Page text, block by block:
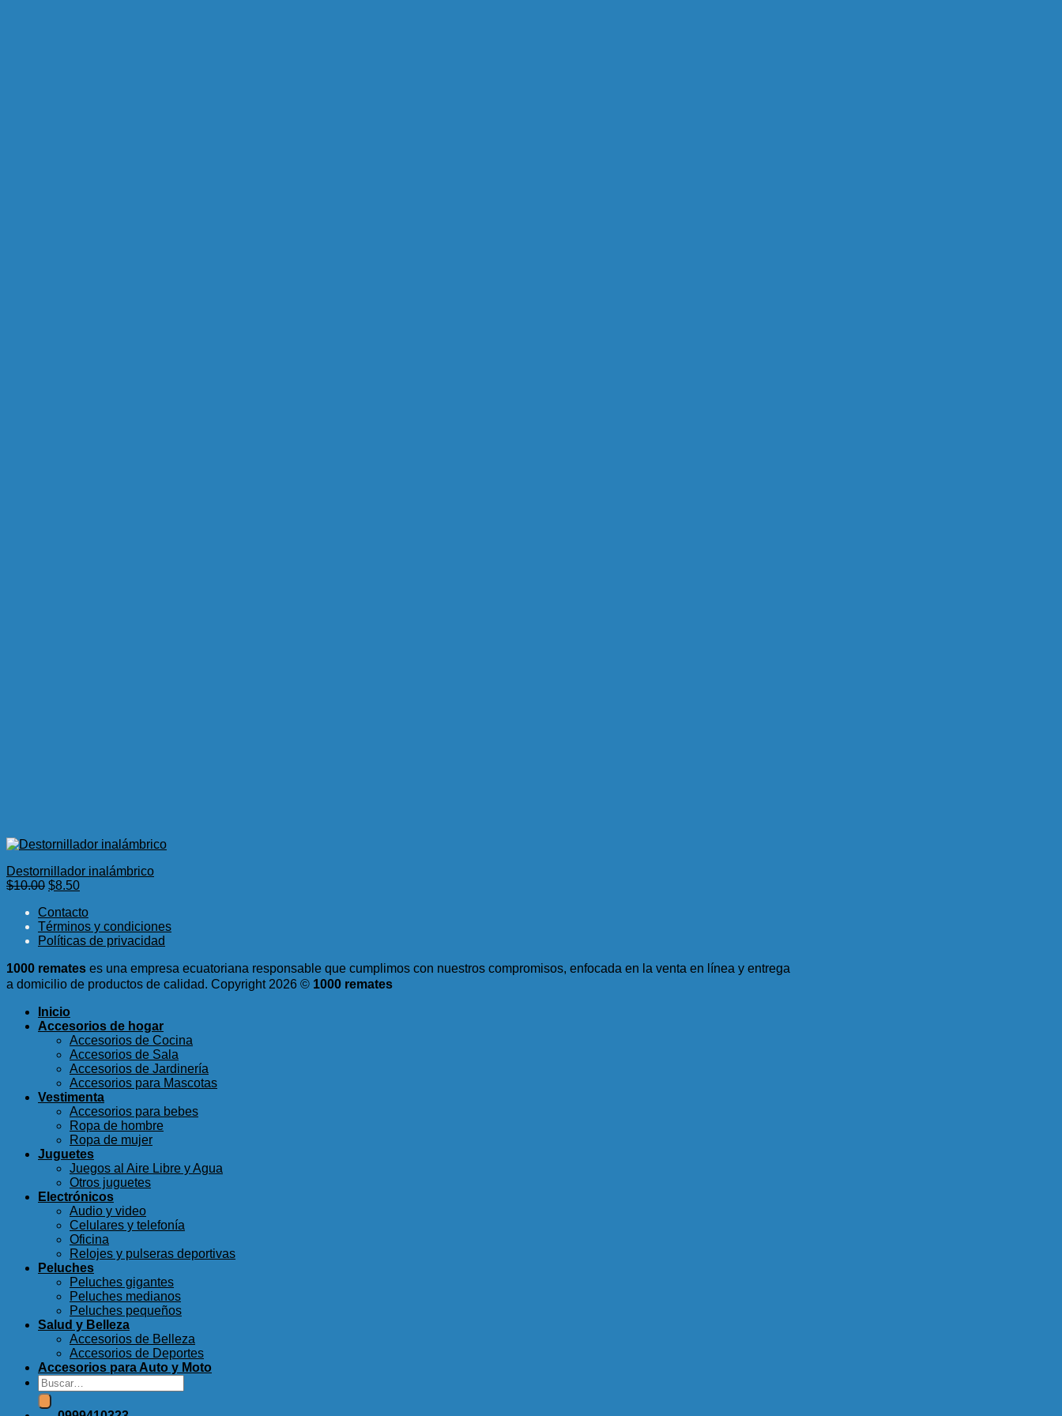
Destornillador inalámbrico
$10.00 El
original
era:
$10.00.
$8.50El
actual
es:
$8.50.
Contacto
Términos y condiciones
Políticas de privacidad
1000 remates es una empresa ecuatoriana responsable que cumplimos con nuestros compromisos, enfocada en la venta en línea y entrega
a domicilio de productos de calidad. Copyright 2026 © 1000 remates
Inicio
Accesorios de hogar
Accesorios de Cocina
Accesorios de Sala
Accesorios de Jardinería
Accesorios para Mascotas
Vestimenta
Accesorios para bebes
Ropa de hombre
Ropa de mujer
Juguetes
Juegos al Aire Libre y Agua
Otros juguetes
Electrónicos
Audio y video
Celulares y telefonía
Oficina
Relojes y pulseras deportivas
Peluches
Peluches gigantes
Peluches medianos
Peluches pequeños
Salud y Belleza
Accesorios de Belleza
Accesorios de Deportes
Accesorios para Auto y Moto
Buscar
por: